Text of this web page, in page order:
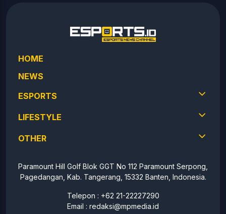
HOME
NEWS
ESPORTS
LIFESTYLE
OTHER
Paramount Hill Golf Blok GGT No 112 Paramount Serpong,
Pagedangan, Kab. Tangerang, 15332 Banten, Indonesia.
Telepon : +62 21-22227290
Email : redaksi@mpmedia.id